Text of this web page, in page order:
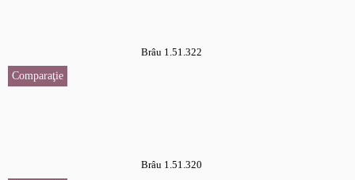
Brâu 1.51.322
Comparaţie
Brâu 1.51.320